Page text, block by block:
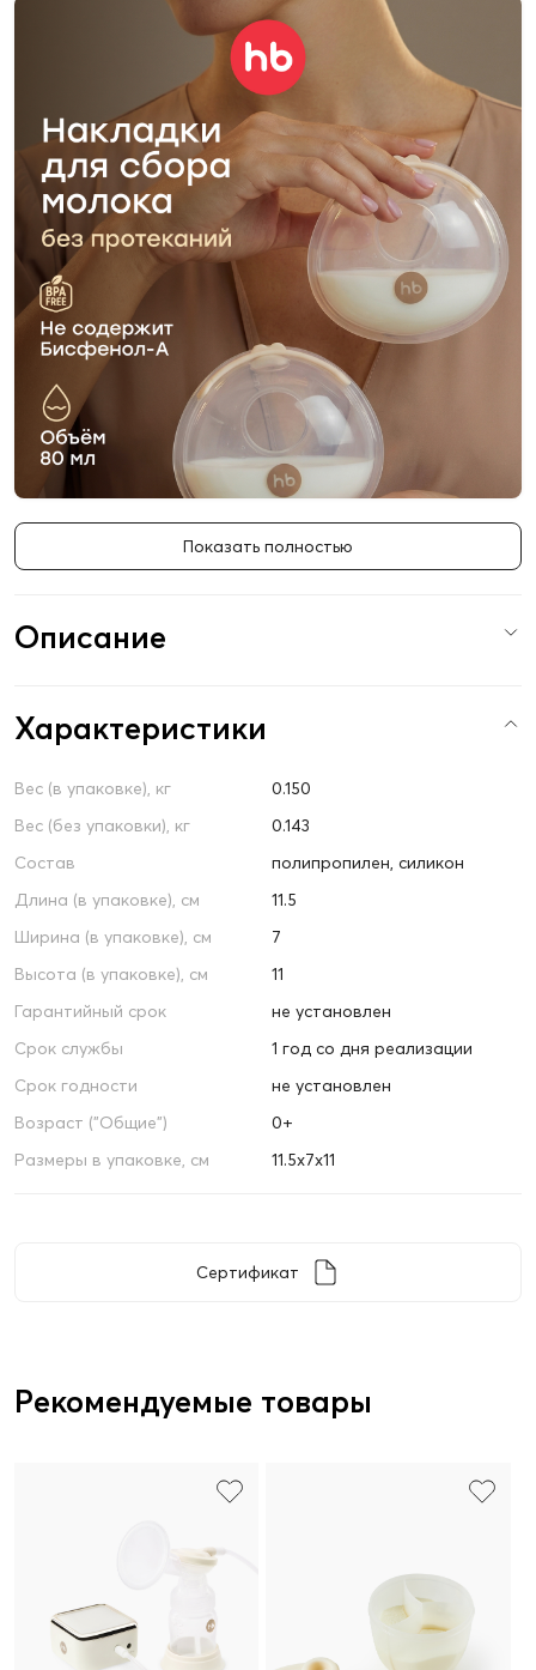
Показать полностью
Описание
Характеристики
Вес (в упаковке), кг
0.150
Вес (без упаковки), кг
0.143
Состав
полипропилен, силикон
Длина (в упаковке), см
11.5
Ширина (в упаковке), см
7
Высота (в упаковке), см
11
Гарантийный срок
не установлен
Срок службы
1 год со дня реализации
Срок годности
не установлен
Возраст ("Общие")
0+
Размеры в упаковке, см
11.5х7х11
Сертификат
Рекомендуемые товары